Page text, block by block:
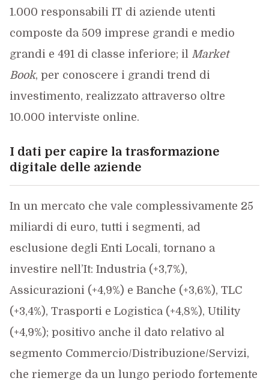
1.000 responsabili IT di aziende utenti
composte da 509 imprese grandi e medio
grandi e 491 di classe inferiore; il Market
Book, per conoscere i grandi trend di
investimento, realizzato attraverso oltre
10.000 interviste online.
I dati per capire la trasformazione
digitale delle aziende
In un mercato che vale complessivamente 25
miliardi di euro, tutti i segmenti, ad
esclusione degli Enti Locali, tornano a
investire nell’It: Industria (+3,7%),
Assicurazioni (+4,9%) e Banche (+3,6%), TLC
(+3,4%), Trasporti e Logistica (+4,8%), Utility
(+4,9%); positivo anche il dato relativo al
segmento Commercio/Distribuzione/Servizi,
che riemerge da un lungo periodo fortemente